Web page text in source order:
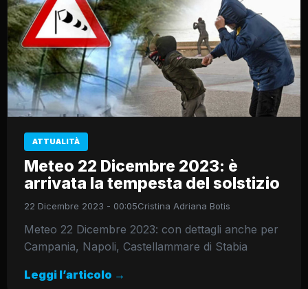
ATTUALITÀ
Meteo 22 Dicembre 2023: è
arrivata la tempesta del solstizio
22 Dicembre 2023 - 00:05Cristina Adriana Botis
Meteo 22 Dicembre 2023: con dettagli anche per
Campania, Napoli, Castellammare di Stabia
Leggi l’articolo →